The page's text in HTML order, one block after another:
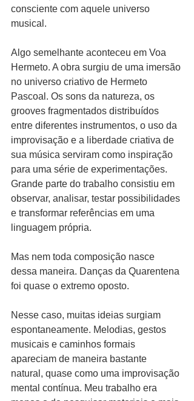
consciente com aquele universo
musical.
Algo semelhante aconteceu em Voa
Hermeto. A obra surgiu de uma imersão
no universo criativo de Hermeto
Pascoal. Os sons da natureza, os
grooves fragmentados distribuídos
entre diferentes instrumentos, o uso da
improvisação e a liberdade criativa de
sua música serviram como inspiração
para uma série de experimentações.
Grande parte do trabalho consistiu em
observar, analisar, testar possibilidades
e transformar referências em uma
linguagem própria.
Mas nem toda composição nasce
dessa maneira. Danças da Quarentena
foi quase o extremo oposto.
Nesse caso, muitas ideias surgiam
espontaneamente. Melodias, gestos
musicais e caminhos formais
apareciam de maneira bastante
natural, quase como uma improvisação
mental contínua. Meu trabalho era